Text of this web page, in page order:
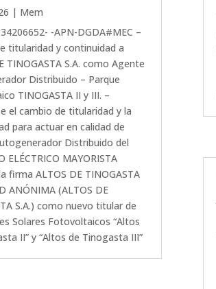
| Mem
-APN-DGDA#MEC –
titularidad y continuidad a
TINOGASTA S.A. como Agente
Distribuido – Parque
TINOGASTA II y III. –
el cambio de titularidad y la
para actuar en calidad de
Distribuido del
ELÉCTRICO MAYORISTA
firma ALTOS DE TINOGASTA
ANÓNIMA (ALTOS DE
S.A.) como nuevo titular de
Solares Fotovoltaicos “Altos
II” y “Altos de Tinogasta III”